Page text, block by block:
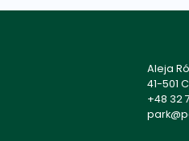
Aleja
41-501
+48 32